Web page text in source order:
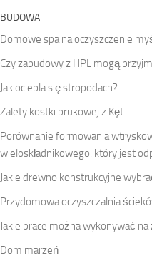
BUDOWA
Domowe spa na oczyszczenie
Czy zabudowy z HPL mogą
Jak ociepla się stropodach?
Zalety kostki brukowej z Kęt
Porównanie formowania
wieloskładnikowego: który jest
Jakie drewno konstrukcyjne
Przydomowa oczyszczalnia
Jakie prace można wykonywać
Dom marzeń